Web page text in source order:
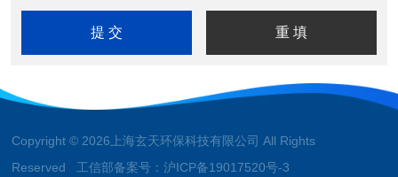
Copyright © 2026上海玄天环保科技有限公司 All Rights
Reserved 工信部备案号：沪ICP备19017520号-3